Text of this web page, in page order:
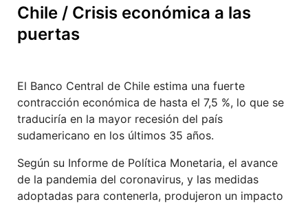
Chile / Crisis económica a las
puertas
El Banco Central de Chile estima una fuerte
contracción económica de hasta el 7,5 %, lo que se
traduciría en la mayor recesión del país
sudamericano en los últimos 35 años.
Según su Informe de Política Monetaria, el avance
de la pandemia del coronavirus, y las medidas
adoptadas para contenerla, produjeron un impacto